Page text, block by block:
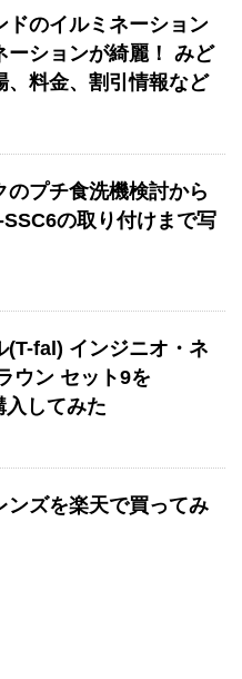
ドのイルミネーション
ーションが綺麗！ みど
、料金、割引情報など
のプチ食洗機検討から
の取り付けまで写
(T-fal) インジニオ・ネ
ウン セット9を
してみた
ンズを楽天で買ってみ